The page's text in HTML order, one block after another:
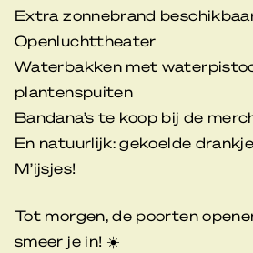
Extra zonnebrand
Openluchttheater
Waterbakken met
plantenspuiten
Bandana’s te koop bij de
En natuurlijk: gekoelde
M’ijsjes!
Tot morgen, de poorten
smeer je in! ☀️